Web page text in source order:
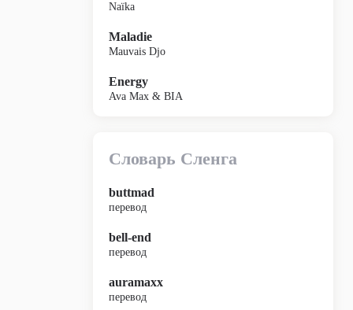
Naïka
Maladie
Mauvais Djo
Energy
Ava Max & BIA
Словарь Сленга
buttmad
перевод
bell-end
перевод
auramaxx
перевод